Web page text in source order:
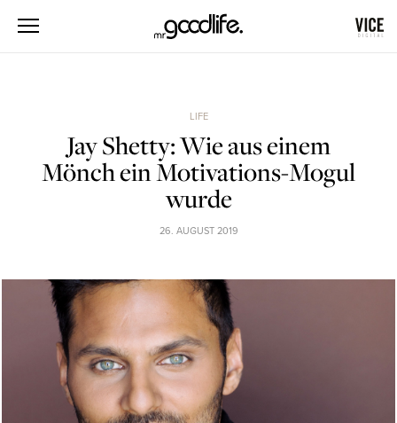
LIFE
Jay Shetty: Wie aus einem
Mönch ein Motivations-Mogul
wurde
26. AUGUST 2019